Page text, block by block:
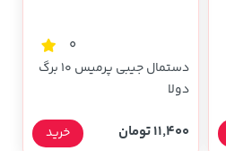
0
دستمال جیبی پرمیس 10 برگ
دولا
11,400 تومان خرید